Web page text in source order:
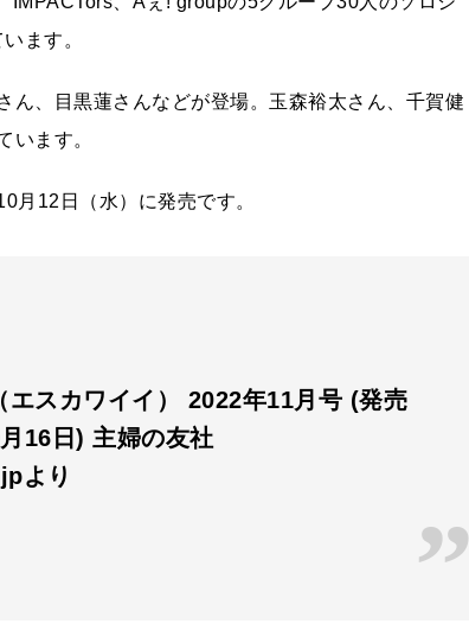
ます。
ん、目黒蓮さんなどが登場。玉森裕太さん、千賀健
います。
月12日（水）に発売です。
スカワイイ） 2022年11月号 (発売
16日) 主婦の友社
より